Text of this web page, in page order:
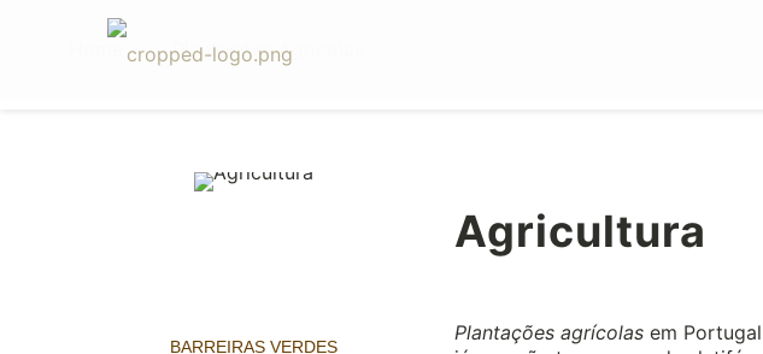
Plantações Agrícolas
Agricultura
BARREIRAS VERDES
Plantações agrícolas em